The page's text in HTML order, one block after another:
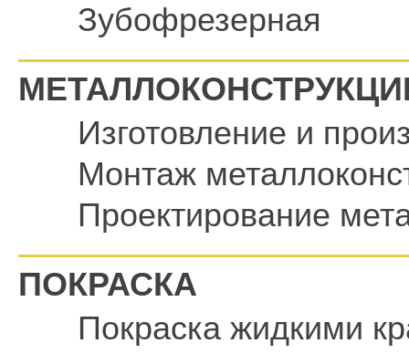
Зубофрезерная
Изготовление и
Монтаж
Проектирование
ПОКРАСКА
Покраска жидкими